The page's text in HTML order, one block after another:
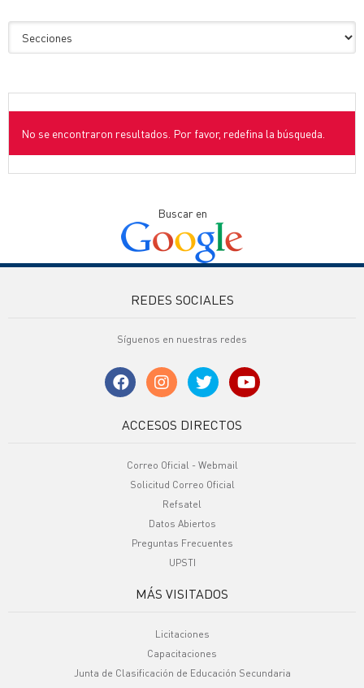
No se encontraron resultados. Por favor, redefina la búsqueda.
Buscar en
REDES SOCIALES
Síguenos en nuestras redes
ACCESOS DIRECTOS
Correo Oficial - Webmail
Solicitud Correo Oficial
Refsatel
Datos Abiertos
Preguntas Frecuentes
UPSTI
MÁS VISITADOS
Licitaciones
Capacitaciones
Junta de Clasificación de Educación Secundaria